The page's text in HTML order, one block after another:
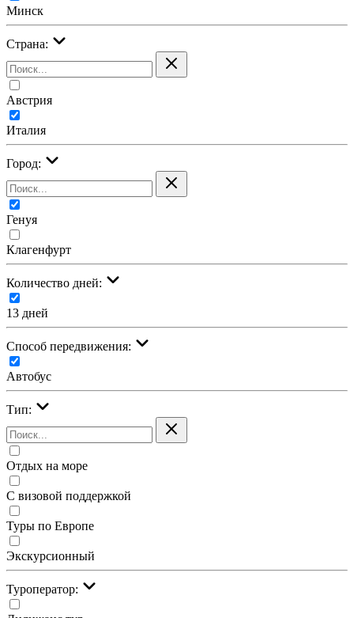
Минск
Страна:
Австрия
Италия
Город:
Генуя
Клагенфурт
Количество дней:
13 дней
Cпособ передвижения:
Автобус
Тип:
Отдых на море
С визовой поддержкой
Туры по Европе
Экскурсионный
Туроператор: